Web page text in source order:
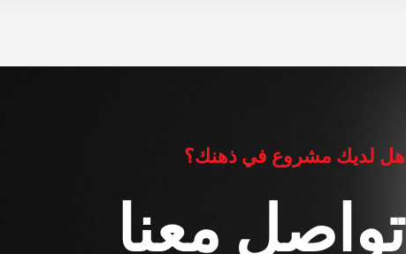
هل لديك مشروع في ذهنك؟
تواصل معنا